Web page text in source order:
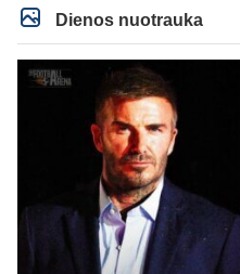
Dienos nuotrauka